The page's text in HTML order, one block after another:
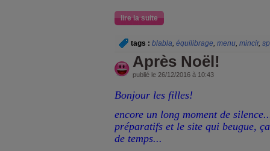
lire la suite
tags : blabla, équilibrage, menu, mincir,
Après Noël!
publié le 26/12/2016 à 10:43
Bonjour les filles!
encore un long moment de
préparatifs et le site qui beugue,
de temps...